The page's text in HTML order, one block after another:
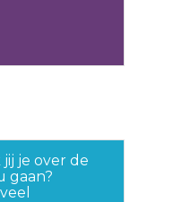
je over de
gaan?